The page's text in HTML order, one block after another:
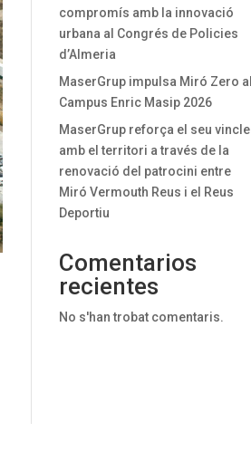
compromís amb la innovació
urbana al Congrés de Policies
d’Almeria
MaserGrup impulsa Miró Zero al
Campus Enric Masip 2026
MaserGrup reforça el seu vincle
amb el territori a través de la
renovació del patrocini entre
Miró Vermouth Reus i el Reus
Deportiu
Comentarios
recientes
No s'han trobat comentaris.